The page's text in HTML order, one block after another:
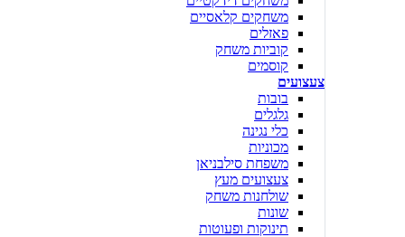
משחקים קלאסיים
פאזלים
קוביות משחק
קוסמים
צעצועים
בובות
גלגלים
כלי נגינה
מכוניות
משפחת סילבניאן
צעצועים מעץ
שולחנות משחק
שונות
תינוקות ופעוטות